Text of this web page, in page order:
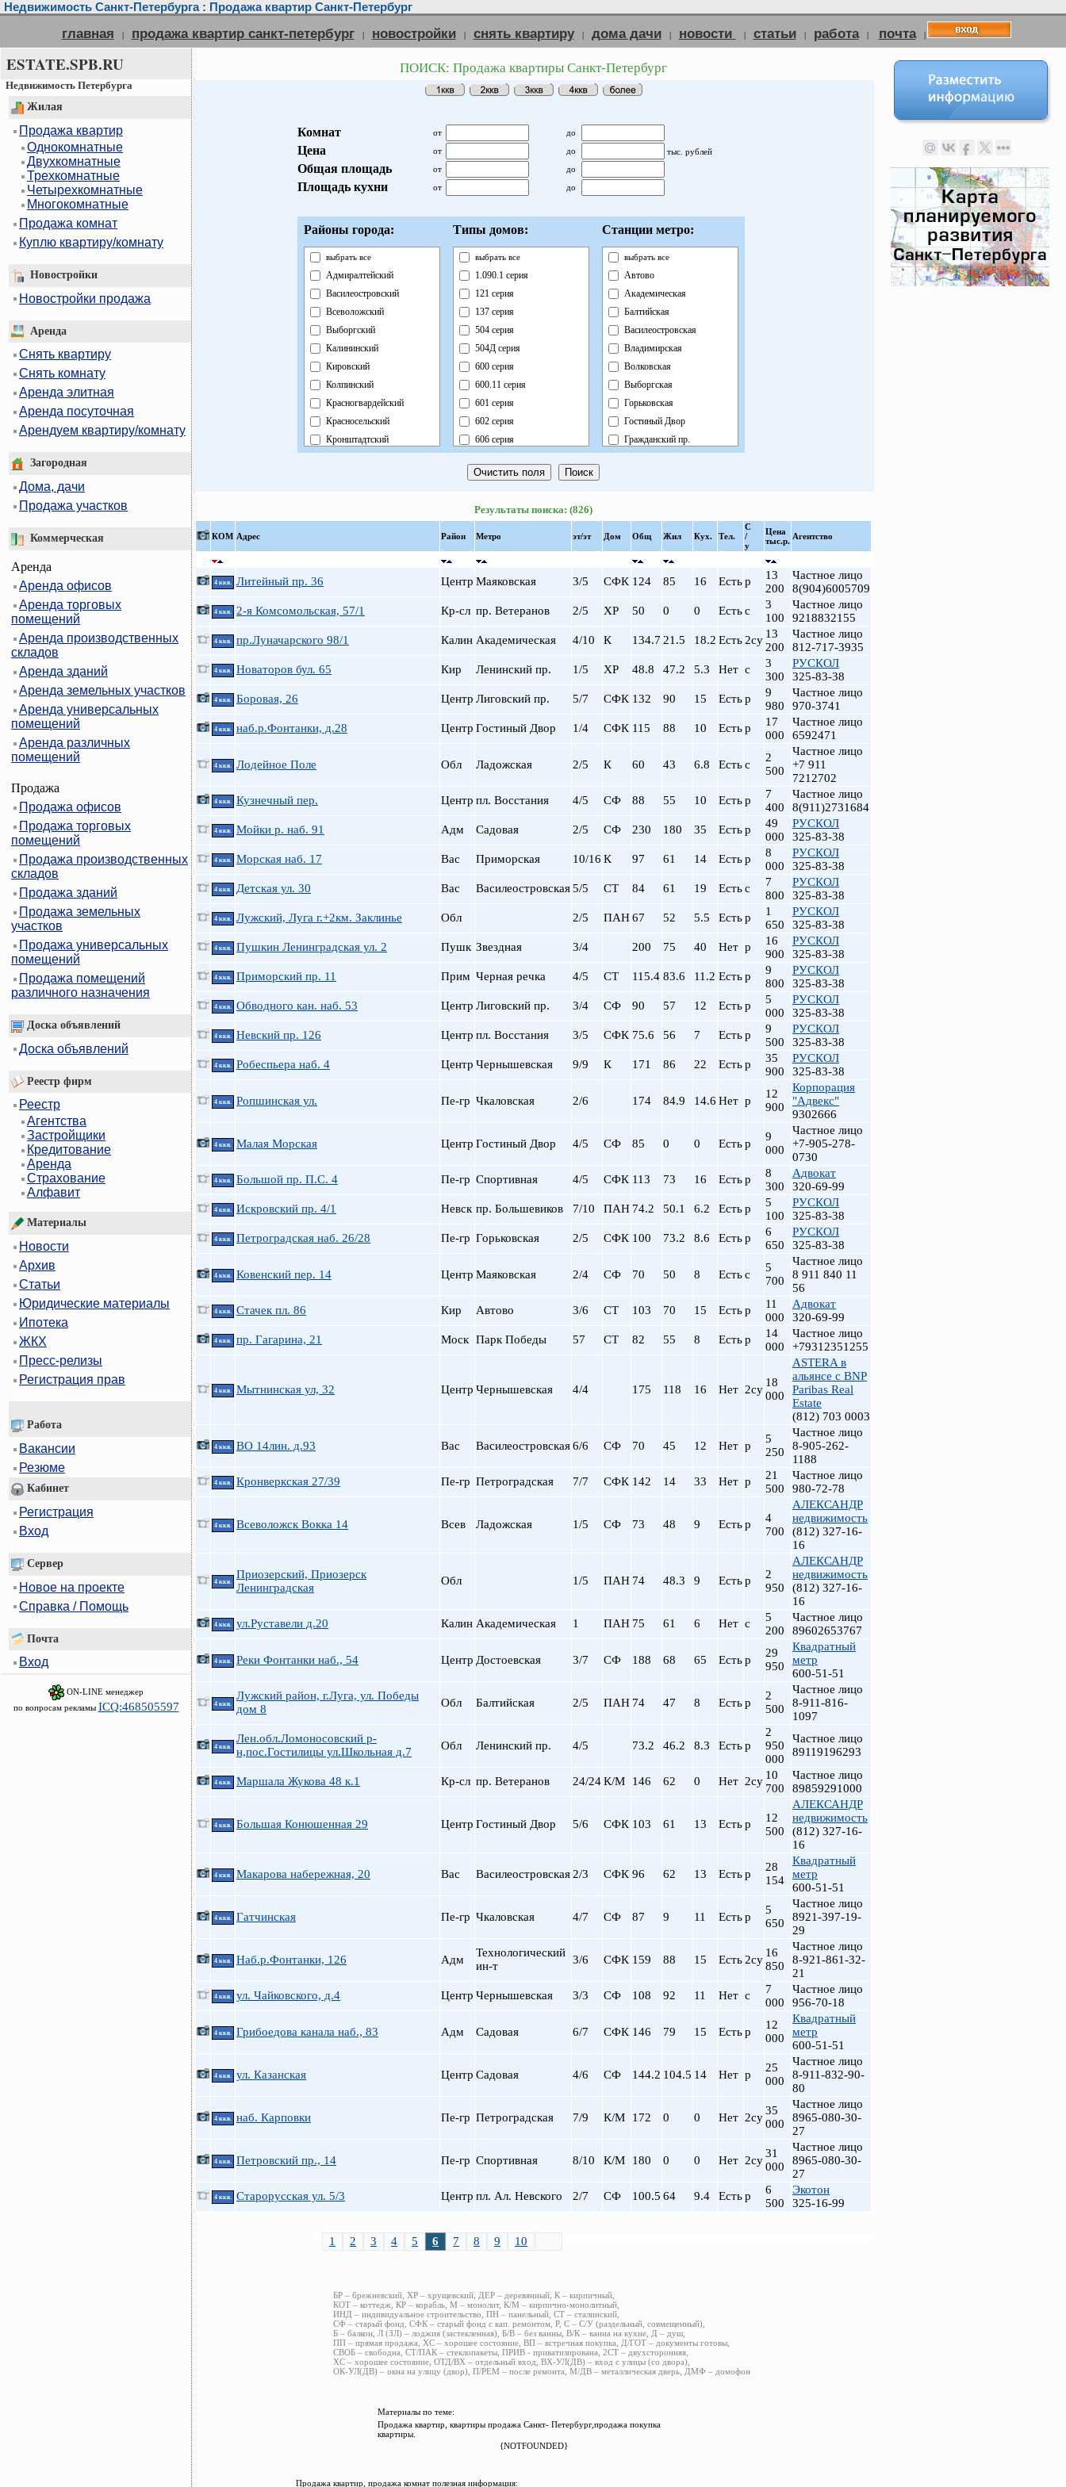
Недвижимость Санкт-Петербурга : Продажа квартир Санкт-Петербург
главная | продажа квартир санкт-петербург | новостройки | снять квартиру | дома дачи | новости | статьи | работа | почта |
ESTATE.SPB.RU
Недвижимость Петербурга
Жилая
Продажа квартир
Однокомнатные
Двухкомнатные
Трехкомнатные
Четырехкомнатные
Многокомнатные
Продажа комнат
Куплю квартиру/комнату
Новостройки
Новостройки продажа
Аренда
Снять квартиру
Снять комнату
Аренда элитная
Аренда посуточная
Арендуем квартиру/комнату
Загородная
Дома, дачи
Продажа участков
Коммерческая
Аренда
Аренда офисов
Аренда торговых
помещений
Аренда производственных
складов
Аренда зданий
Аренда земельных участков
Аренда универсальных
помещений
Аренда различных
помещений
Продажа
Продажа офисов
Продажа торговых
помещений
Продажа производственных
складов
Продажа зданий
Продажа земельных
участков
Продажа универсальных
помещений
Продажа помещений
различного назначения
Доска объявлений
Доска объявлений
Реестр фирм
Реестр
Агентства
Застройщики
Кредитование
Аренда
Страхование
Алфавит
Материалы
Новости
Архив
Статьи
Юридические материалы
Ипотека
ЖКХ
Пресс-релизы
Регистрация прав
Работа
Вакансии
Резюме
Кабинет
Регистрация
Вход
Сервер
Новое на проекте
Справка / Помощь
Почта
Вход
ON-LINE менеджер
по вопросам рекламы ICQ:468505597
ПОИСК: Продажа квартиры Санкт-Петербург
Комнат от до
Цена от до тыс. рублей
Общая площадь от до
Площадь кухни от до
Районы города:
выбрать все
Адмиралтейский
Василеостровский
Всеволожский
Выборгский
Калининский
Кировский
Колпинский
Красногвардейский
Красносельский
Кронштадтский
Петроградский
Центральный
Типы домов:
выбрать все
1.090.1 серия
121 серия
137 серия
504 серия
504Д серия
600 серия
600.11 серия
601 серия
602 серия
606 серия
Брежневка
Индивидуальный
Кирпично-Монолитный
Кирпичный
Коттедж
Новый Блочный
Реконструкция
Ст.Фонд Кап.Рем.
Старый фонд (СФ)
Станции метро:
выбрать все
Автово
Академическая
Балтийская
Василеостровская
Владимирская
Волковская
Выборгская
Горьковская
Гостиный Двор
Гражданский пр.
Звенигородская
Кировский завод
Крестовский о-в
Ленинский пр.
Лиговский пр.
Ломоносовская
Московская
Нарвская
Новочеркасская
Озерки
Парнас
Петроградская
пл. Ал. Невского
пл. Мужества
пр. Большевиков
пр. Ветеранов
Приморская
Рыбацкое
Спортивная
Технологический ин-т
ул. Дыбенко
Черная речка
Чернышевская
Результаты поиска: (826)
КOМ Адрес Район Метро эт/эт Дом Общ Жил Кух. Тел.
С
/
у
Цена
тыс.р. Агентство
4 ккв. Литейный пр. 36 Центр Маяковская 3/5 СФК 124 85 16 Естьр
13
200
Частное лицо
8(904)6005709
4 ккв. 2-я Комсомольская, 57/1 Кр-сл пр. Ветеранов 2/5 ХР 50 0 0 Естьс
3
100
Частное лицо
9218832155
4 ккв. пр.Луначарского 98/1 Калин Академическая 4/10 К 134.7 21.5 18.2 Есть 2су 13
200
Частное лицо
812-717-3935
4 ккв. Новаторов бул. 65 Кир Ленинский пр. 1/5 ХР 48.8 47.2 5.3 Нет с
3
300
РУСКОЛ
325-83-38
4 ккв. Боровая, 26 Центр Лиговский пр. 5/7 СФК 132 90 15 Естьр
9
980
Частное лицо
970-3741
4 ккв. наб.р.Фонтанки, д.28 Центр Гостиный Двор 1/4 СФК 115 88 10 Естьр
17
000
Частное лицо
6592471
4 ккв. Лодейное Поле Обл Ладожская 2/5 К 60 43 6.8 Естьс
2
500
Частное лицо
+7 911
7212702
4 ккв. Кузнечный пер. Центр пл. Восстания 4/5 СФ 88 55 10 Естьр
7
400
Частное лицо
8(911)2731684
4 ккв. Мойки р. наб. 91 Адм Садовая 2/5 СФ 230 180 35 Естьр
49
000
РУСКОЛ
325-83-38
4 ккв. Морская наб. 17 Вас Приморская 10/16 К 97 61 14 Естьр
8
000
РУСКОЛ
325-83-38
4 ккв. Детская ул. 30 Вас Василеостровская5/5 СТ 84 61 19 Естьс
7
800
РУСКОЛ
325-83-38
4 ккв. Лужский, Луга г.+2км. Заклинье Обл 2/5 ПАН67 52 5.5 Естьр
1
650
РУСКОЛ
325-83-38
4 ккв. Пушкин Ленинградская ул. 2 Пушк Звездная 3/4 200 75 40 Нет р
16
900
РУСКОЛ
325-83-38
4 ккв. Приморский пр. 11 Прим Черная речка 4/5 СТ 115.4 83.6 11.2 Естьр
9
800
РУСКОЛ
325-83-38
4 ккв. Обводного кан. наб. 53 Центр Лиговский пр. 3/4 СФ 90 57 12 Естьр
5
000
РУСКОЛ
325-83-38
4 ккв. Невский пр. 126 Центр пл. Восстания 3/5 СФК 75.6 56 7 Естьр
9
500
РУСКОЛ
325-83-38
4 ккв. Робеспьера наб. 4 Центр Чернышевская 9/9 К 171 86 22 Естьр
35
900
РУСКОЛ
325-83-38
4 ккв. Ропшинская ул. Пе-гр Чкаловская 2/6 174 84.9 14.6 Нет р
12
900
Корпорация
"Адвекс"
9302666
4 ккв. Малая Морская Центр Гостиный Двор 4/5 СФ 85 0 0 Естьр
9
000
Частное лицо
+7-905-278-
0730
4 ккв. Большой пр. П.С. 4 Пе-гр Спортивная 4/5 СФК 113 73 16 Естьр
8
300
Адвокат
320-69-99
4 ккв. Искровский пр. 4/1 Невск пр. Большевиков 7/10 ПАН 74.2 50.1 6.2 Естьр
5
100
РУСКОЛ
325-83-38
4 ккв. Петроградская наб. 26/28 Пе-гр Горьковская 2/5 СФК 100 73.2 8.6 Естьр
6
650
РУСКОЛ
325-83-38
4 ккв. Ковенский пер. 14 Центр Маяковская 2/4 СФ 70 50 8 Естьс
5
700
Частное лицо
8 911 840 11
56
4 ккв. Стачек пл. 86 Кир Автово 3/6 СТ 103 70 15 Естьр
11
000
Адвокат
320-69-99
4 ккв. пр. Гагарина, 21 Моск Парк Победы 57 СТ 82 55 8 Естьр
14
000
Частное лицо
+79312351255
4 ккв. Мытнинская ул, 32 Центр Чернышевская 4/4 175 118 16 Нет 2су
18
000
ASTERA в
альянсе с BNP
Paribas Real
Estate
(812) 703 0003
4 ккв. ВО 14лин. д.93 Вас Василеостровская6/6 СФ 70 45 12 Нет р
5
250
Частное лицо
8-905-262-
1188
4 ккв. Кронверкская 27/39 Пе-гр Петроградская 7/7 СФК 142 14 33 Нет р
21
500
Частное лицо
980-72-78
4 ккв. Всеволожск Вокка 14 Всев Ладожская 1/5 СФ 73 48 9 Естьр
4
700
АЛЕКСАНДР
недвижимость
(812) 327-16-
16
4 ккв.
Приозерский, Приозерск
Ленинградская
Обл 1/5 ПАН 74 48.3 9 Естьр
2
950
АЛЕКСАНДР
недвижимость
(812) 327-16-
16
4 ккв. ул.Руставели д.20 Калин Академическая 1 ПАН 75 61 6 Нет с
5
200
Частное лицо
89602653767
4 ккв. Реки Фонтанки наб., 54 Центр Достоевская 3/7 СФ 188 68 65 Естьр
29
950
Квадратный
метр
600-51-51
4 ккв.
Лужский район, г.Луга, ул. Победы
дом 8
Обл Балтийская 2/5 ПАН 74 47 8 Естьр
2
500
Частное лицо
8-911-816-
1097
4 ккв.
Лен.обл.Ломоносовский р-
н,пос.Гостилицы ул.Школьная д.7
Обл Ленинский пр. 4/5 73.2 46.2 8.3 Естьр
2
950
000
Частное лицо
89119196293
4 ккв. Маршала Жукова 48 к.1 Кр-сл пр. Ветеранов 24/24К/М 146 62 0 Нет 2су 10
700
Частное лицо
89859291000
4 ккв. Большая Конюшенная 29 Центр Гостиный Двор 5/6 СФК 103 61 13 Естьр
12
500
АЛЕКСАНДР
недвижимость
(812) 327-16-
16
4 ккв. Макарова набережная, 20 Вас Василеостровская 2/3 СФК 96 62 13 Естьр
28
154
Квадратный
метр
600-51-51
4 ккв. Гатчинская Пе-гр Чкаловская 4/7 СФ 87 9 11 Естьр
5
650
Частное лицо
8921-397-19-
29
4 ккв. Наб.р.Фонтанки, 126 Адм
Технологический
ин-т
3/6 СФК 159 88 15 Есть 2су
16
850
Частное лицо
8-921-861-32-
21
4 ккв. ул. Чайковского, д.4 Центр Чернышевская 3/3 СФ 108 92 11 Нет с
7
000
Частное лицо
956-70-18
4 ккв. Грибоедова канала наб., 83 Адм Садовая 6/7 СФК 146 79 15 Естьр
12
000
Квадратный
метр
600-51-51
4 ккв. ул. Казанская Центр Садовая 4/6 СФ 144.2 104.5 14 Нет р
25
000
Частное лицо
8-911-832-90-
80
4 ккв. наб. Карповки Пе-гр Петроградская 7/9 К/М 172 0 0 Нет 2су
35
000
Частное лицо
8965-080-30-
27
4 ккв. Петровский пр., 14 Пе-гр Спортивная 8/10 К/М 180 0 0 Нет 2су
31
000
Частное лицо
8965-080-30-
27
4 ккв. Старорусская ул. 5/3 Центр пл. Ал. Невского 2/7 СФ 100.5 64 9.4 Естьр
6
500
Экотон
325-16-99
1 2 3 4 5 6 7 8 9 10
БР – брежневский, ХР – хрущевский, ДЕР – деревянный, К – кирпичный,
КОТ – коттедж, КР – корабль, М – монолит, К/М – кирпично-монолитный,
ИНД – индивидуальное строительство, ПН – панельный, СТ – сталинский,
СФ – старый фонд, СФК – старый фонд с кап. ремонтом, Р, С – С/У (раздельный, совмещенный),
Б – балкон, Л (ЗЛ) – лоджия (застекленная), Б/В – без ванны, В/К – ванна на кухне, Д – душ,
ПП – прямая продажа, ХС – хорошее состояние, ВП – встречная покупка, Д/ГОТ – документы готовы,
СВОБ – свободна, СТ/ПАК – стеклопакеты, ПРИВ - приватизирована, 2СТ – двухсторонняя,
ХС – хорошее состояние, ОТД/ВХ – отдельный вход, ВХ-УЛ(ДВ) – вход с улицы (со двора),
ОК-УЛ(ДВ) – окна на улицу (двор), П/РЕМ – после ремонта, М/ДВ – металлическая дверь, ДМФ – домофон
Материалы по теме:
Продажа квартир, квартиры продажа Санкт- Петербург,продажа покупка
квартиры.
{NOTFOUNDED}
Продажа квартир, продажа комнат полезная информация: